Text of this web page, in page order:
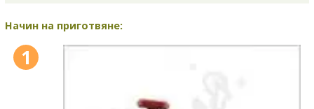
Начин на приготвяне:
1